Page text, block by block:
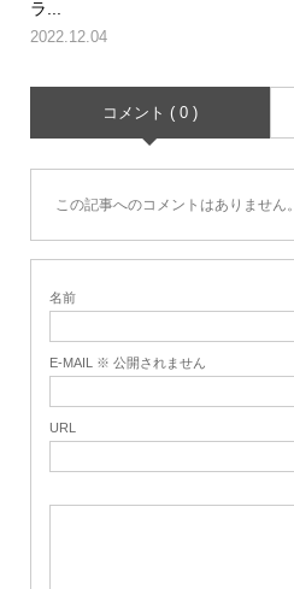
ラ...
2022.12.04
コメント ( 0 )
この記事へのコメントはありません。
名前
E-MAIL ※ 公開されません
URL